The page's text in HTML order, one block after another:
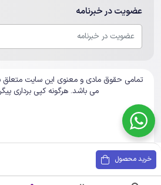
عضویت در خبرنامه
تمامی حقوق مادی و معنوی این سایت
می باشد. هرگونه کپی برداری
خرید محصول